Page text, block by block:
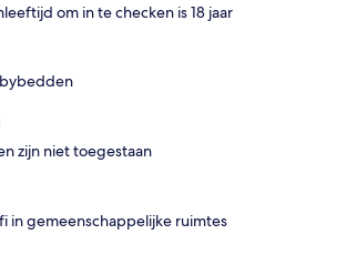
om in te checken is 18 jaar
zijn niet toegestaan
in gemeenschappelijke ruimtes